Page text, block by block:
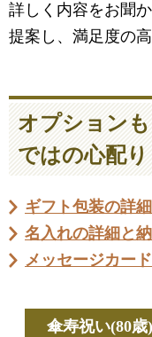
詳しく内容をお聞
提案し、満足度の
オプション
ではの心配り
ギフト包装の詳
名入れの詳細と
メッセージカー
傘寿祝い(80歳